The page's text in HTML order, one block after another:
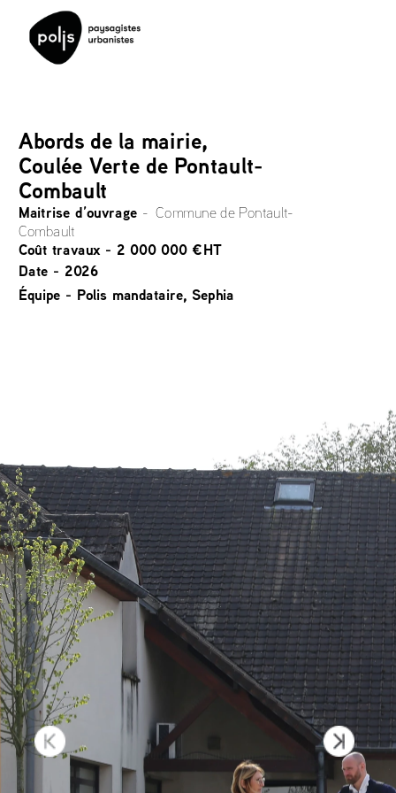
Abords de la mairie,
Coulée Verte de Pontault-
Combault
Maitrise d’ouvrage -  Commune de Pontault-
Combault
Coût travaux - 2 000 000 €HT
Date - 2026
Équipe - Polis mandataire, Sephia